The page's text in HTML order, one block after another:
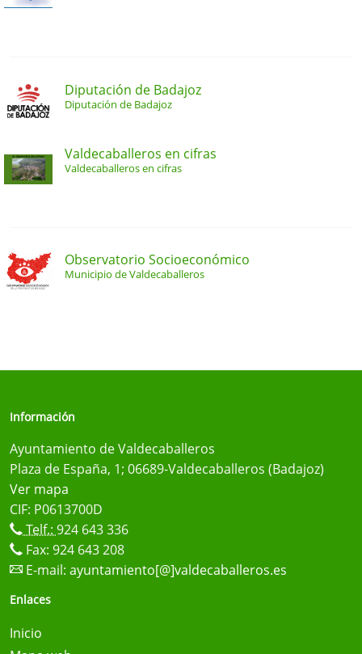
Diputación de Badajoz
Diputación de Badajoz
Valdecaballeros en cifras
Valdecaballeros en cifras
Observatorio Socioeconómico
Municipio de Valdecaballeros
Información
Ayuntamiento de Valdecaballeros
Plaza de España, 1; 06689-Valdecaballeros (Badajoz)
Ver mapa
CIF: P0613700D
Telf.: 924 643 336
Fax: 924 643 208
E-mail: ayuntamiento[@]valdecaballeros.es
Enlaces
Inicio